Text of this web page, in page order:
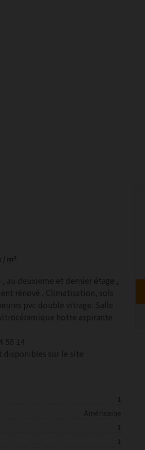
/ m²
deuxieme et dernier étage ,
rénové . Climatisation, sols
pvc double vitrage. Salle
hotte aspirante
58 14
disponibles sur le site
1
Américaine
1
1